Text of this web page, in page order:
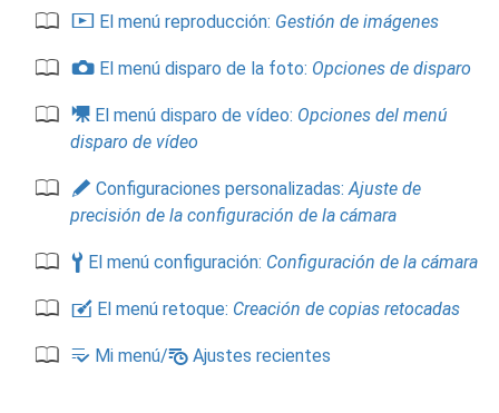
D El menú reproducción: Gestión de imágenes
CEl menú disparo de la foto: Opciones de disparo
1El menú disparo de vídeo: Opciones del menú
disparo de vídeo
A Configuraciones personalizadas:Ajuste de
precisión de la configuración de la cámara
B El menú configuración: Configuración de la cámara
NEl menú retoque: Creación de copias retocadas
O Mi menú/mAjustes recientes